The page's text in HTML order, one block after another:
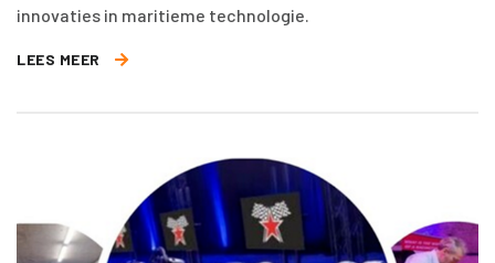
innovaties in maritieme technologie.
LEES MEER